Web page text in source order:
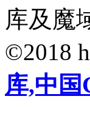
库及魔
©2018
库,中